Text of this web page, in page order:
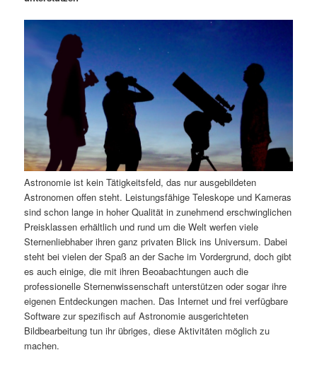
n
I
n
h
a
l
t
s
r
e
n
I
n
h
a
l
n
a
v
a
Astronomie ist kein Tätigkeitsfeld, das nur ausgebildeten
Astronomen offen steht. Leistungsfähige Teleskope und Kameras
sind schon lange in hoher Qualität in zunehmend erschwinglichen
Preisklassen erhältlich und rund um die Welt werfen viele
Sternenliebhaber ihren ganz privaten Blick ins Universum. Dabei
steht bei vielen der Spaß an der Sache im Vordergrund, doch gibt
es auch einige, die mit ihren Beoabachtungen auch die
professionelle Sternenwissenschaft unterstützen oder sogar ihre
eigenen Entdeckungen machen. Das Internet und frei verfügbare
Software zur spezifisch auf Astronomie ausgerichteten
Bildbearbeitung tun ihr übriges, diese Aktivitäten möglich zu
machen.